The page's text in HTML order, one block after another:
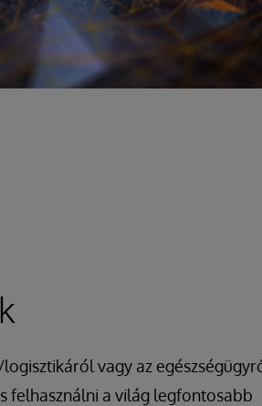
vagy az
felhasználni a világ legfontosabb